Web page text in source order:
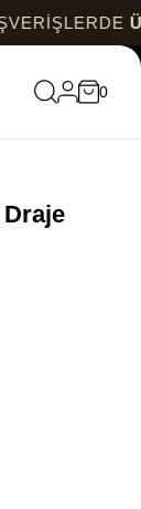
ÜCRETSİZ
0
Draje